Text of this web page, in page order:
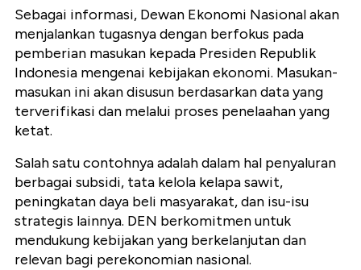
Sebagai informasi, Dewan Ekonomi Nasional akan
menjalankan tugasnya dengan berfokus pada
pemberian masukan kepada Presiden Republik
Indonesia mengenai kebijakan ekonomi. Masukan-
masukan ini akan disusun berdasarkan data yang
terverifikasi dan melalui proses penelaahan yang
ketat.
Salah satu contohnya adalah dalam hal penyaluran
berbagai subsidi, tata kelola kelapa sawit,
peningkatan daya beli masyarakat, dan isu-isu
strategis lainnya. DEN berkomitmen untuk
mendukung kebijakan yang berkelanjutan dan
relevan bagi perekonomian nasional.